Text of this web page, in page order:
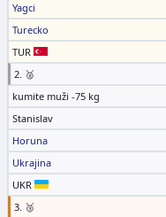
Yagci
Turecko
TUR
2. 🥈
kumite muži -75 kg
Stanislav
Horuna
Ukrajina
UKR
3. 🥉